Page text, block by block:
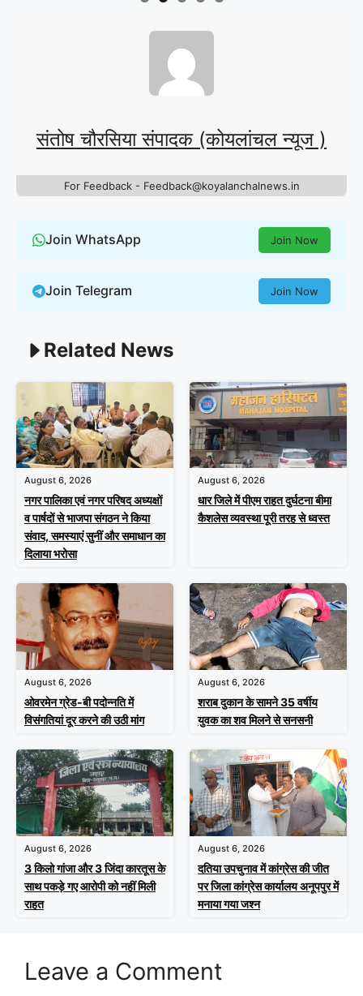
संतोष चौरसिया संपादक (कोयलांचल न्यूज )
For Feedback - Feedback@koyalanchalnews.in
Join WhatsApp Join Now
Join Telegram Join Now
Related News
August 6, 2026
नगर पालिका एवं नगर परिषद अध्यक्षों
व पार्षदों से भाजपा संगठन ने किया
संवाद, समस्याएं सुनीं और समाधान का
दिलाया भरोसा
August 6, 2026
धार जिले में पीएम राहत दुर्घटना बीमा
कैशलेस व्यवस्था पूरी तरह से ध्वस्त
August 6, 2026
ओवरमेन ग्रेड-बी पदोन्नति में
विसंगतियां दूर करने की उठी मांग
August 6, 2026
शराब दुकान के सामने 35 वर्षीय
युवक का शव मिलने से सनसनी
August 6, 2026
3 किलो गांजा और 3 जिंदा कारतूस के
साथ पकड़े गए आरोपी को नहीं मिली
राहत
August 6, 2026
दतिया उपचुनाव में कांग्रेस की जीत
पर जिला कांग्रेस कार्यालय अनूपपुर में
मनाया गया जश्न
Leave a Comment